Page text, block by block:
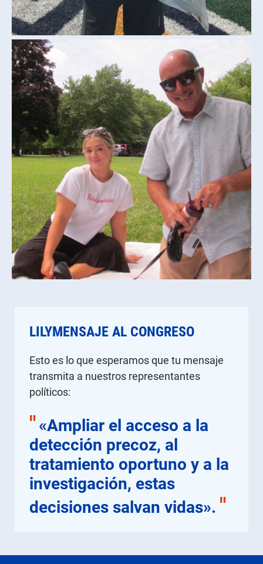
LILYMENSAJE AL CONGRESO
Esto es lo que esperamos que tu mensaje
transmita a nuestros representantes
políticos:
"«Ampliar el acceso a la
detección precoz, al
tratamiento oportuno y a la
investigación, estas
decisiones salvan vidas». "